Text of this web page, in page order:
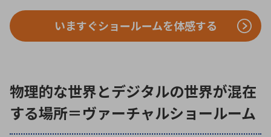
ブログ｜ここから始まる最新技術
レーダ・衛星通信
Y
Z
いますぐショールームを体感する
物理的な世界とデジタルの世界が混在
する場所＝ヴァーチャルショールーム